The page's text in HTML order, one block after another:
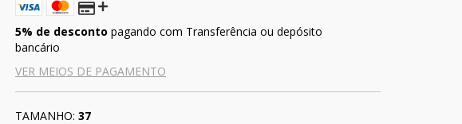
5% de desconto pagando com Transferência ou depósito
bancário
VER MEIOS DE PAGAMENTO
TAMANHO: 37